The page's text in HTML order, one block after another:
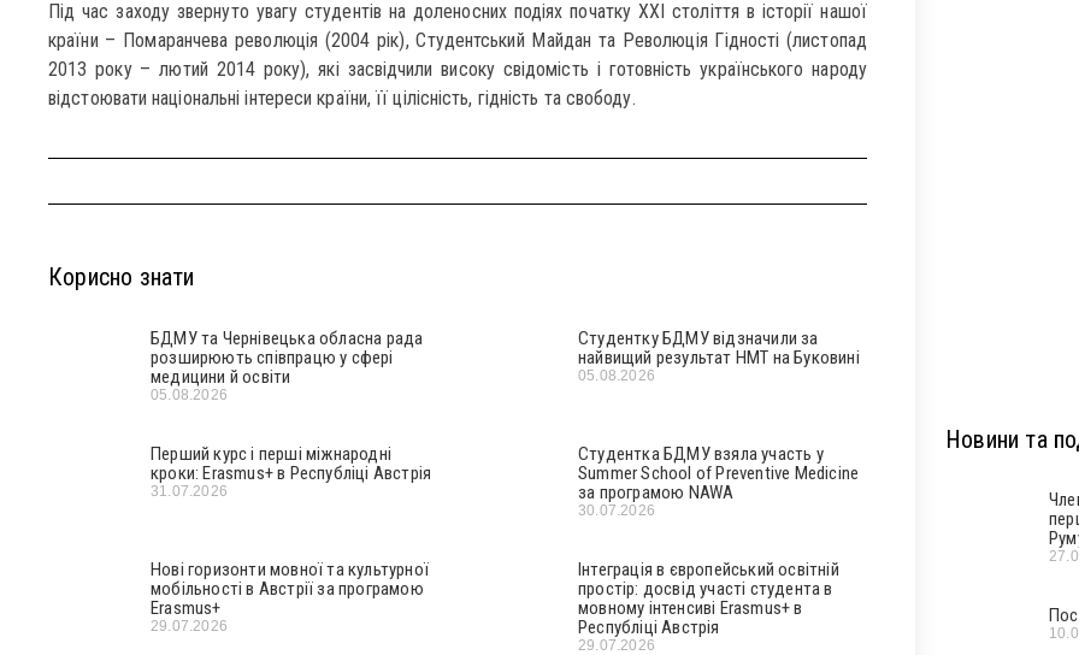
Під час заходу звернуто увагу студентів на доленосних подіях початку ХХІ століття в історії нашої
країни – Помаранчева революція (2004 рік), Студентський Майдан та Революція Гідності (листопад
2013 року – лютий 2014 року), які засвідчили високу свідомість і готовність українського народу
відстоювати національні інтереси країни, її цілісність, гідність та свободу.
Корисно знати
БДМУ та Чернівецька обласна рада
розширюють співпрацю у сфері
медицини й освіти
05.08.2026
Студентку БДМУ відзначили за
найвищий результат НМТ на Буковині
05.08.2026
Перший курс і перші міжнародні
кроки: Erasmus+ в Республіці Австрія
31.07.2026
Студентка БДМУ взяла участь у
Summer School of Preventive Medicine
за програмою NAWA
30.07.2026
Нові горизонти мовної та культурної
мобільності в Австрії за програмою
Erasmus+
29.07.2026
Інтеграція в європейський освітній
простір: досвід участі студента в
мовному інтенсиві Erasmus+ в
Республіці Австрія
29.07.2026
Новини та